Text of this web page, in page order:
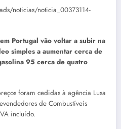
noticias/noticia_00373114-
Portugal vão voltar a subir na
simples a aumentar cerca de
95 cerca de quatro
foram cedidas à agência Lusa
de Combustíveis
incluído.